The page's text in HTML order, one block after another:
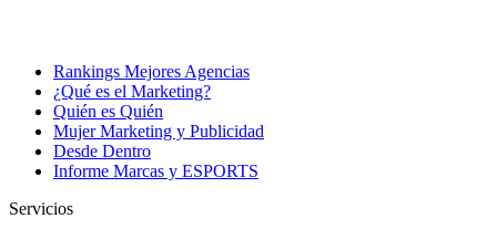
Rankings Mejores Agencias
¿Qué es el Marketing?
Quién es Quién
Mujer Marketing y Publicidad
Desde Dentro
Informe Marcas y ESPORTS
Servicios